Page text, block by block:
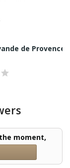
de Provence
moment,